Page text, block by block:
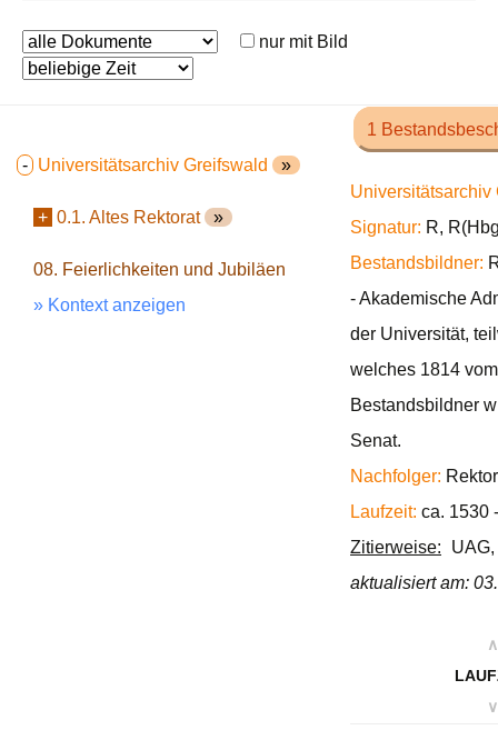
nur mit Bild
- Universitätsarchiv Greifswald »
+ 0.1. Altes Rektorat »
08. Feierlichkeiten und Jubiläen
» Kontext anzeigen
1
Signatur: R,
Bestandsbildner:
- Akademische
der Universität,
welches 1814
Bestandsbildner
Senat.
Nachfolger:
Laufzeit: ca. 1530
Zitierweise:
aktualisiert am:
∧
∨